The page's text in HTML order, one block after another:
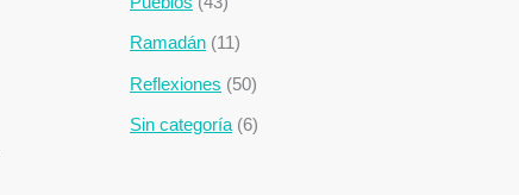
Ramadán (11)
Reflexiones (50)
Sin categoría(6)